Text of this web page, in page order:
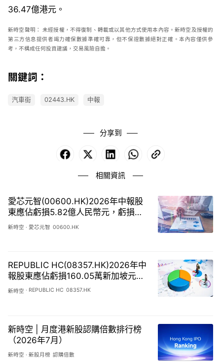
36.47億港元。
新時空聲明：
未經授權，不得復制、轉載或以其他方式使用本內容。新時空及授權的
第三方信息提供者竭力確保數據準確可靠，但不保證數據絕對正確。本內容僅供參
考，不構成任何投資建議，交易風險自擔。
關鍵詞：
汽車街 02443.HK 中報
分享到
Facebook LinkedIn WhatsApp
相關資訊
愛芯元智(00600.HK)2026年中報股
東應佔虧損5.82億人民幣元，虧損同
比擴大8.51%
新時空 ·愛芯元智 00600.HK
REPUBLIC HC(08357.HK)2026年中
報股東應佔虧損160.05萬新加坡元，
虧損同比擴大31.54%
新時空 · REPUBLIC HC 08357.HK
新時空 | 月度港新股認購倍數排行榜
（2026年7月）
新時空 ·新股月榜 認購倍數